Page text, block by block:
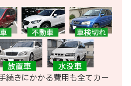
続きにかかる費用も全てカー